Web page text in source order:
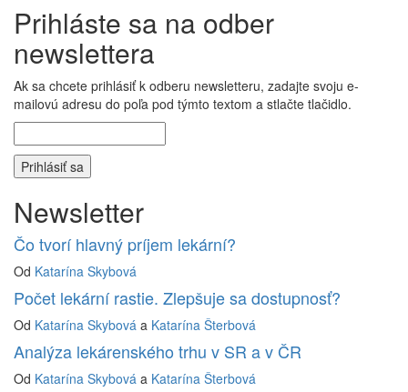
Prihláste sa na odber
newslettera
Ak sa chcete prihlásiť k odberu newsletteru, zadajte svoju e-
mailovú adresu do poľa pod týmto textom a stlačte tlačidlo.
Newsletter
Čo tvorí hlavný príjem lekární?
Od Katarína Skybová
Počet lekární rastie. Zlepšuje sa dostupnosť?
Od Katarína Skybová a Katarína Šterbová
Analýza lekárenského trhu v SR a v ČR
Od Katarína Skybová a Katarína Šterbová